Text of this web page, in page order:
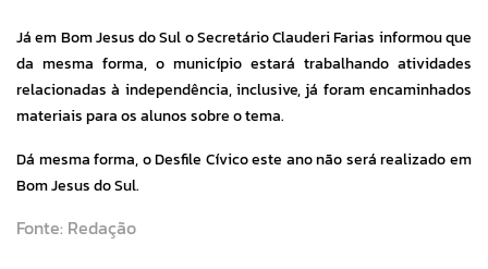
Já em Bom Jesus do Sul o Secretário Clauderi Farias informou que
da mesma forma, o município estará trabalhando atividades
relacionadas à independência, inclusive, já foram encaminhados
materiais para os alunos sobre o tema.
Dá mesma forma, o Desfile Cívico este ano não será realizado em
Bom Jesus do Sul.
Fonte: Redação